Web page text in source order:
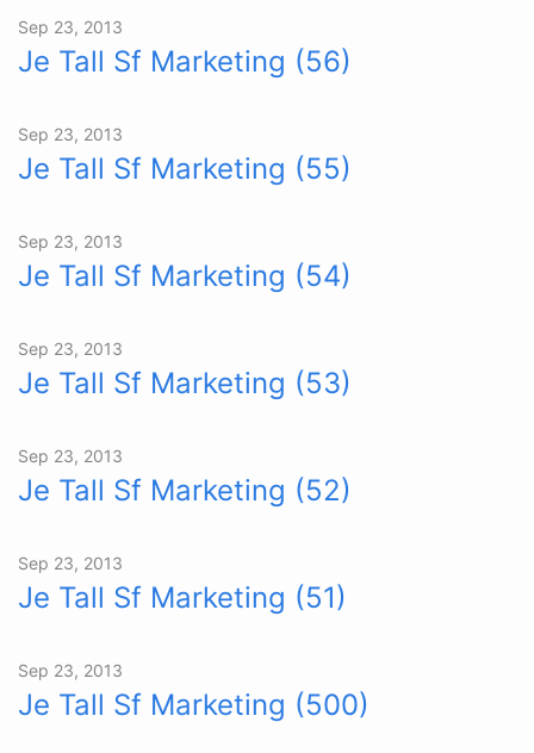
Sep 23, 2013
Je Tall Sf Marketing (56)
Sep 23, 2013
Je Tall Sf Marketing (55)
Sep 23, 2013
Je Tall Sf Marketing (54)
Sep 23, 2013
Je Tall Sf Marketing (53)
Sep 23, 2013
Je Tall Sf Marketing (52)
Sep 23, 2013
Je Tall Sf Marketing (51)
Sep 23, 2013
Je Tall Sf Marketing (500)